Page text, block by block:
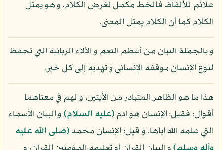
علائم للألفاظ فالخط مكمل لغرض الكلام، و هو يمثل
الكلام كما أن الكلام يمثل المعنى.
و بالجملة البيان من أعظم النعم و الآلاء الربانية التي تحفظ
لنوع الإنسان موقفه الإنساني و تهديه إلى كل خير.
هذا ما هو الظاهر المتبادر من الآيتين، و لهم في معناهما
أقوال: فقيل: الإنسان هو آدم(عليه السلام)و البيان الأسماء
التي علمه الله إياها، و قيل: الإنسان محمد(صلى الله عليه